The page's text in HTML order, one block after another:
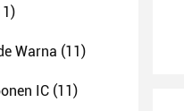
Warna (11)
IC (11)